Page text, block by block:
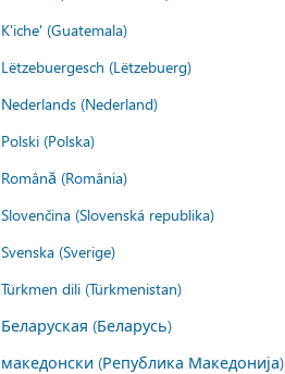
K'iche' (Guatemala)
Lëtzebuergesch (Lëtzebuerg)
Nederlands (Nederland)
Polski (Polska)
Română (România)
Slovenčina (Slovenská republika)
Svenska (Sverige)
Türkmen dili (Türkmenistan)
Беларуская (Беларусь)
македонски (Република Македонија)